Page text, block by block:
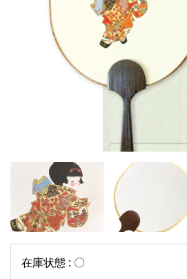
在庫状態 : 〇